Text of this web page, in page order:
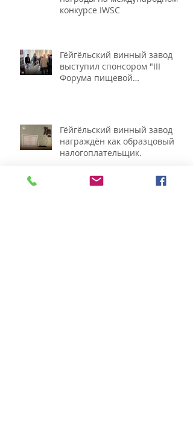
конкурсе IWSC
Гёйгёльский винный завод
выступил спонсором "III
Форума пищевой
Гёйгёльский винный завод
награждён как образцовый
налогоплательщик.